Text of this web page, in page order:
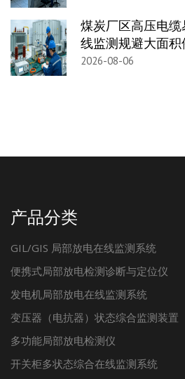
煤炭厂区高压电
线监测规避大面
2026-08-06
产品分类
GIL/GIS 局部放电在线监测系统
便携式局部放电检测诊断与定位仪
发电机局部放电在线监测系统
变压器（电抗器）状态综合监测装置
多功能局部放电检测仪
开关柜多状态综合在线监测系统